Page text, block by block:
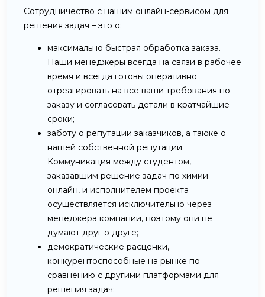
Сотрудничество с нашим онлайн-сервисом для
решения задач – это о:
максимально быстрая обработка заказа.
Наши менеджеры всегда на связи в рабочее
время и всегда готовы оперативно
отреагировать на все ваши требования по
заказу и согласовать детали в кратчайшие
сроки;
заботу о репутации заказчиков, а также о
нашей собственной репутации.
Коммуникация между студентом,
заказавшим решение задач по химии
онлайн, и исполнителем проекта
осуществляется исключительно через
менеджера компании, поэтому они не
думают друг о друге;
демократические расценки,
конкурентоспособные на рынке по
сравнению с другими платформами для
решения задач;